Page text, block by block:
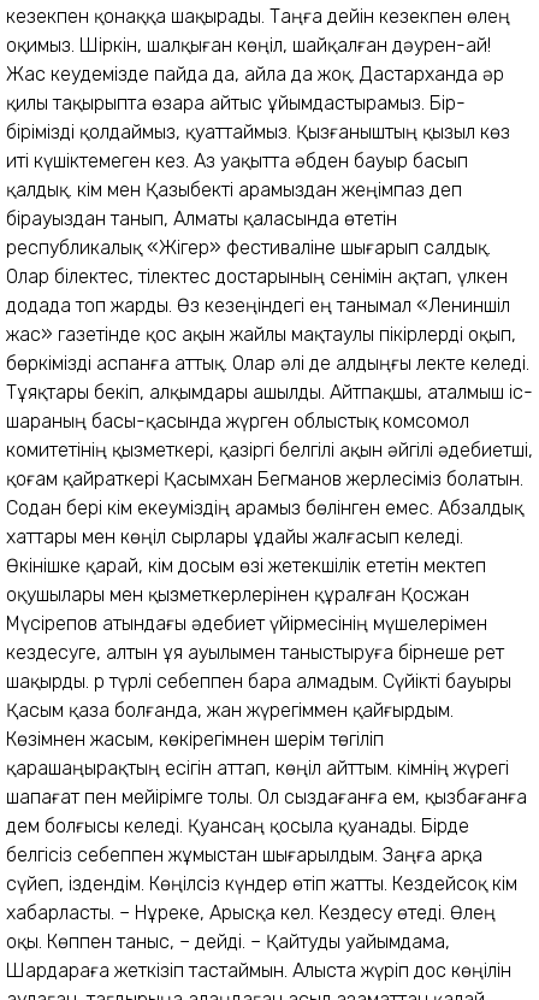
кезекпен қонаққа шақырады. Таңға дейін кезекпен өлең
оқимыз. Шіркін, шалқыған көңіл, шайқалған дәурен-ай!
Жас кеудемізде пайда да, айла да жоқ. Дастарханда әр
қилы тақырыпта өзара айтыс ұйымдастырамыз. Бір-
бірімізді қолдаймыз, қуаттаймыз. Қызғаныштың қызыл көз
иті күшіктемеген кез. Аз уақытта әбден бауыр басып
қалдық. Әкім мен Қазыбекті арамыздан жеңімпаз деп
бірауыздан танып, Алматы қаласында өтетін
республикалық «Жігер» фестиваліне шығарып салдық.
Олар білектес, тілектес достарының сенімін ақтап, үлкен
додада топ жарды. Өз кезеңіндегі ең танымал «Лениншіл
жас» газетінде қос ақын жайлы мақтаулы пікірлерді оқып,
бөркімізді аспанға аттық. Олар әлі де алдыңғы лекте келеді.
Тұяқтары бекіп, алқымдары ашылды. Айтпақшы, аталмыш іс-
шараның басы-қасында жүрген облыстық комсомол
комитетінің қызметкері, қазіргі белгілі ақын әйгілі әдебиетші,
қоғам қайраткері Қасымхан Бегманов жерлесіміз болатын.
Содан бері Әкім екеуміздің арамыз бөлінген емес. Абзалдық
хаттары мен көңіл сырлары ұдайы жалғасып келеді.
Өкінішке қарай, Әкім досым өзі жетекшілік ететін мектеп
оқушылары мен қызметкерлерінен құралған Қосжан
Мүсірепов атындағы әдебиет үйірмесінің мүшелерімен
кездесуге, алтын ұя ауылымен таныстыруға бірнеше рет
шақырды. Әр түрлі себеппен бара алмадым. Сүйікті бауыры
Қасым қаза болғанда, жан жүрегіммен қайғырдым.
Көзімнен жасым, көкірегімнен шерім төгіліп
қарашаңырақтың есігін аттап, көңіл айттым. Әкімнің жүрегі
шапағат пен мейірімге толы. Ол сыздағанға ем, қызбағанға
дем болғысы келеді. Қуансаң қосыла қуанады. Бірде
белгісіз себеппен жұмыстан шығарылдым. Заңға арқа
сүйеп, іздендім. Көңілсіз күндер өтіп жатты. Кездейсоқ Әкім
хабарласты. – Нұреке, Арысқа кел. Кездесу өтеді. Өлең
оқы. Көппен таныс, – дейді. – Қайтуды уайымдама,
Шардараға жеткізіп тастаймын. Алыста жүріп дос көңілін